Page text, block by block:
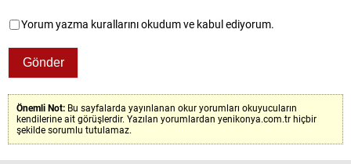
Yorum yazma kurallarını okudum ve kabul ediyorum.
Önemli Not: Bu sayfalarda yayınlanan okur yorumları okuyucuların
kendilerine ait görüşlerdir. Yazılan yorumlardan yenikonya.com.tr hiçbir
şekilde sorumlu tutulamaz.